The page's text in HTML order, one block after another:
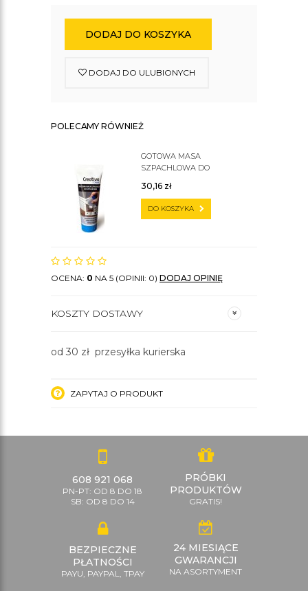
DODAJ DO KOSZYKA
DODAJ DO ULUBIONYCH
POLECAMY RÓWNIEŻ
GOTOWA MASA
SZPACHLOWA DO
30,16 zł
DO KOSZYKA
OCENA: 0 NA 5 (OPINII: 0) DODAJ OPINIĘ
KOSZTY DOSTAWY
od 30 zł przesyłka kurierska
ZAPYTAJ O PRODUKT
608 921 068
PN-PT: OD 8 DO 18
SB: OD 8 DO 14
PRÓBKI
PRODUKTÓW
GRATIS!
BEZPIECZNE
PŁATNOŚCI
PAYU, PAYPAL, TPAY
24 MIESIĄCE
GWARANCJI
NA ASORTYMENT